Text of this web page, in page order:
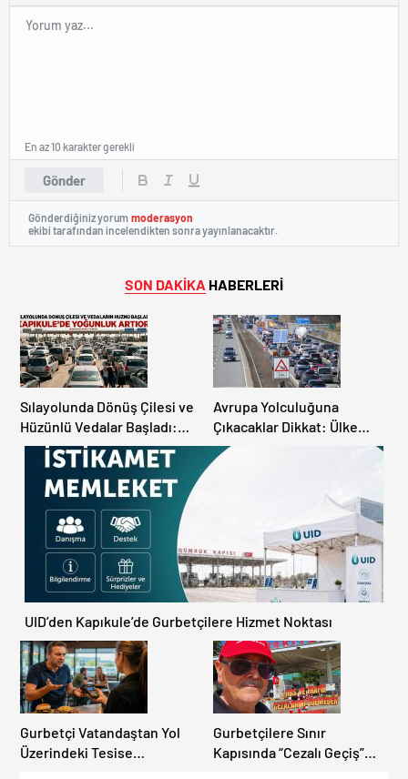
Gönder
En az 10 karakter gerekli
Gönderdiğiniz yorum moderasyon
ekibi tarafından incelendikten sonra yayınlanacaktır.
SON DAKİKA HABERLERİ
Sılayolunda Dönüş Çilesi ve
Hüzünlü Vedalar Başladı:
Kapıkule’de Yoğunluk
Artıyor!
Avrupa Yolculuğuna
Çıkacaklar Dikkat: Ülke
Ülke Güncel Trafik Kuralları,
Avrupa Otoyol Hız Limitleri
UID’den Kapıkule’de Gurbetçilere Hizmet Noktası
Gurbetçi Vatandaştan Yol
Üzerindeki Tesise
Gurbetçilere Sınır
Kapısında “Cezalı Geçiş”